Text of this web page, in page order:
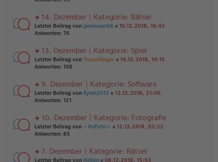
tr
a
g
el
e
n
er
tr
a
g
n
g
el
e
n
er
tr
a
g
rs
te
n
g
el
e
n
er
tr
a
g
14. Dezember | Kategorie: Rätsel
Letzter Beitrag von geniesser66 « 16.12.2018, 16:45
Antworten: 76
rs
te
n
g
el
e
n
er
tr
13. Dezember | Kategorie: Spiel
Letzter Beitrag von Traumfänger « 14.12.2018, 14:15
Antworten: 106
rs
te
n
g
el
e
n
9. Dezember | Kategorie: Software
Letzter Beitrag von Eylah2013 « 12.12.2018, 21:00
Antworten: 121
rs
te
n
10. Dezember | Kategorie: Fotografie
Letzter Beitrag von ☼PeFoto☼ « 12.12.2018, 02:22
Antworten: 85
rs
7. Dezember | Kategorie: Rätsel
Letzter Beitrag von Hellen « 08.12.2018, 15:53